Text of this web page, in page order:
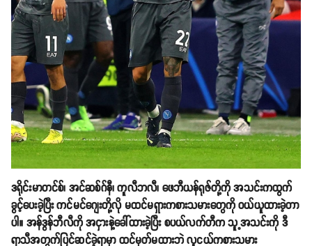
ဒရိုင်းမာတင်စ်၊ အင်ဆစ်ဂ်နီ၊ ကူလီဘလီ၊ ဖေဘီယန်ရုဇ်တို့ကို အသင်းကထွက်
ခွင့်ပေးခဲ့ပြီး ကင်မင်ဂျေးတို့လို မထင်မရှားကစားသမားတွေကို ဝယ်ယူထားခဲ့တာ
ပါ။ အန်ဒွန်ဘီလီကို အငှားနဲ့ခေါ်ထားခဲ့ပြီး စပယ်လက်တီက သူ့အသင်းကို ဒီ
ရာသီအတွက်ပြင်ဆင်ခဲ့ရာမှာ ထင်မှတ်မထားဘဲ လူငယ်ကစားသမား